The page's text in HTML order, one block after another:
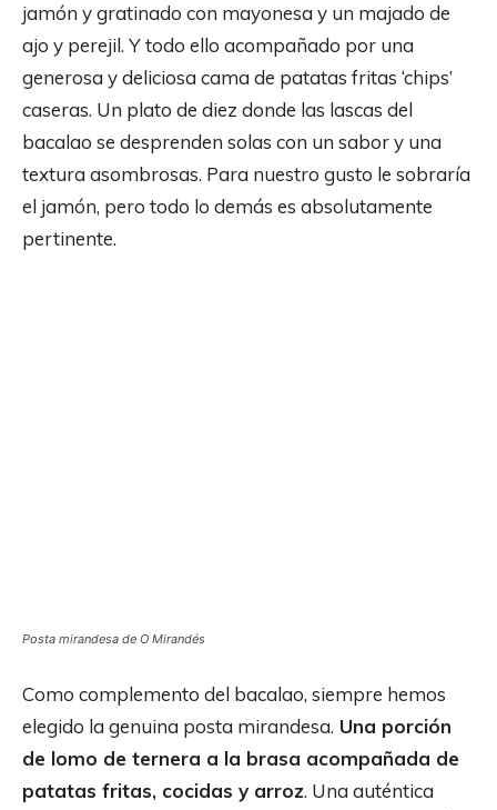
jamón y gratinado con mayonesa y un majado de
ajo y perejil. Y todo ello acompañado por una
generosa y deliciosa cama de patatas fritas ‘chips’
caseras. Un plato de diez donde las lascas del
bacalao se desprenden solas con un sabor y una
textura asombrosas. Para nuestro gusto le sobraría
el jamón, pero todo lo demás es absolutamente
pertinente.
Posta mirandesa de O Mirandés
Como complemento del bacalao, siempre hemos
elegido la genuina posta mirandesa. Una porción
de lomo de ternera a la brasa acompañada de
patatas fritas, cocidas y arroz. Una auténtica